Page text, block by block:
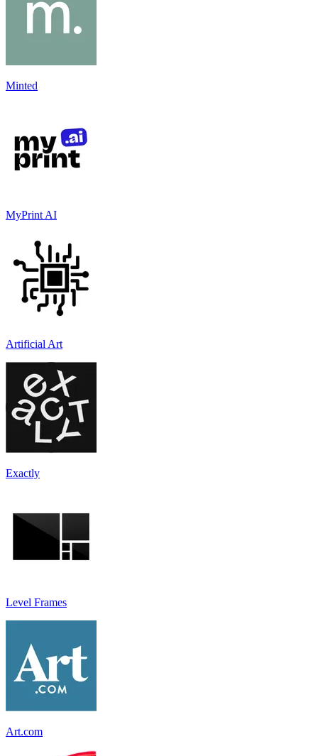
Minted
MyPrint AI
Artificial Art
Exactly
Level Frames
Art.com